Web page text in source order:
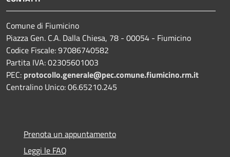
Comune di Fiumicino
Piazza Gen. C.A. Dalla Chiesa, 78 - 00054 - Fiumicino
Codice Fiscale: 97086740582
Partita IVA: 02305601003
PEC: protocollo.generale@pec.comune.fiumicino.rm.it
Centralino Unico: 06.65210.245
Prenota un appuntamento
Leggi le FAQ